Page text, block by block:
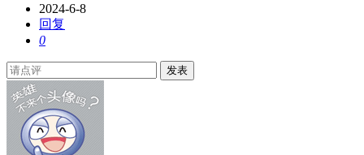
2024-6-8
回复
0
发表